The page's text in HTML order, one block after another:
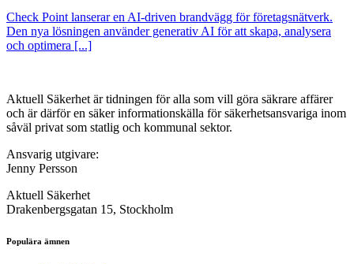
Check Point lanserar en AI-driven brandvägg för företagsnätverk.
Den nya lösningen använder generativ AI för att skapa, analysera
och optimera [...]
Aktuell Säkerhet är tidningen för alla som vill göra säkrare affärer
och är därför en säker informationskälla för säkerhets­ansvariga inom
såväl privat som statlig och kommunal sektor.
Ansvarig utgivare:
Jenny Persson
Aktuell Säkerhet
Drakenbergsgatan 15, Stockholm
Populära ämnen